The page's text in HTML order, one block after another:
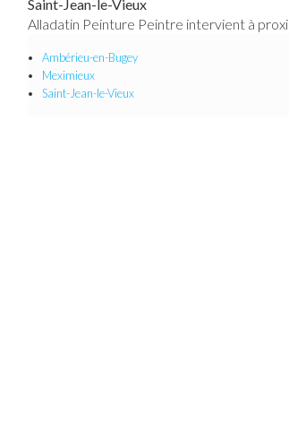
Saint-Jean-le-Vieux
Alladatin Peinture Peintre intervient à
Ambérieu-en-Bugey
Meximieux
Saint-Jean-le-Vieux